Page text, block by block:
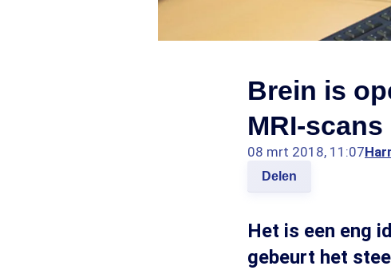
Brein is
MRI-scans
08 mrt 2018, 11:07
Delen
Het is een eng
gebeurt het